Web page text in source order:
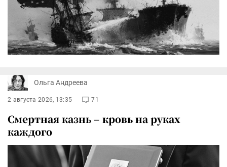
Ольга Андреева
2 августа 2026, 13:35 71
Смертная казнь – кровь на руках
каждого